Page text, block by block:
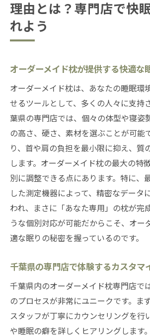
自分に合った枕を見つける
店舗の選び方
千葉県の店舗で手に入るオー
の特徴
オーダーメイド枕の魅力千葉県
た枕を作るポイント
枕の高さと硬さの調整が可
イドの利点
素材選びが重要な千葉県の
択
オーダーメイド枕のフィッテ
スを活用しよう
千葉県でのオーダーメイド枕
専門店でのカウンセリング
な枕
オーダーメイド枕の寿命と
法
快適な眠りへの第一歩千葉県で
理由とは？専門店で快
れよう
オーダーメイド枕が提供する快適な
オーダーメイド枕は、あなたの睡眠環
せるツールとして、多くの人々に支持
葉県の専門店では、個々の体型や寝姿
の高さ、硬さ、素材を選ぶことが可能
り、首や肩の負担を最小限に抑え、質
します。オーダーメイド枕の最大の特
別に調整できる点にあります。特に、
した測定機器によって、精密なデータ
われ、まさに「あなた専用」の枕が完
うな個別対応が可能だからこそ、オー
適な眠りの秘密を握っているのです。
千葉県の専門店で体験するカスタマ
千葉県内のオーダーメイド枕専門店で
のプロセスが非常にユニークです。ま
スタッフが丁寧にカウンセリングを行
や睡眠の癖を詳しくヒアリングします